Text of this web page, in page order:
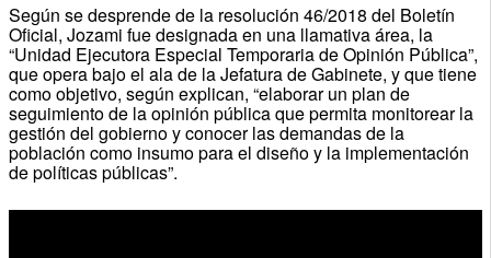
Según se desprende de la resolución 46/2018 del Boletín
Oficial, Jozami fue designada en una llamativa área, la
“Unidad Ejecutora Especial Temporaria de Opinión Pública”,
que opera bajo el ala de la Jefatura de Gabinete, y que tiene
como objetivo, según explican, “elaborar un plan de
seguimiento de la opinión pública que permita monitorear la
gestión del gobierno y conocer las demandas de la
población como insumo para el diseño y la implementación
de políticas públicas”.